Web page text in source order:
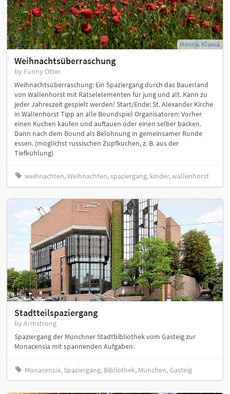
Henrik Klawa
Weihnachtsüberraschung
by Funny Otter
Weihnachtsüberraschung: Ein Spaziergang durch das Bauerland
von Wallenhorst mit Rätselelementen für jung und alt. Kann zu
jeder Jahreszeit gespielt werden! Start/Ende: St. Alexander Kirche
in Wallenhorst Tipp an alle Boundspiel Organisatoren: Vorher
einen Kuchen kaufen und auftauen oder einen selber backen.
Dann nach dem Bound als Belohnung in gemeinsamer Runde
essen. (möglichst russischen Zupfkuchen, z. B. aus der
Tiefkühlung)
weihnachten, Weihnachten, spaziergang, kinder, wallenhorst
Stadtteilspaziergang
by Armstrong
Spaziergang der Münchner Stadtbibliothek vom Gasteig zur
Monacensia mit spannenden Aufgaben.
Monacensia, Spaziergang, Bibliothek, München, Gasteig